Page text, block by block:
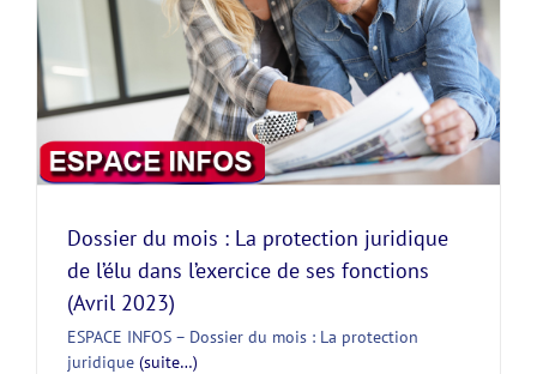
Dossier du mois : La protection juridique
de l’élu dans l’exercice de ses fonctions
(Avril 2023)
ESPACE INFOS – Dossier du mois : La protection
juridique (suite…)